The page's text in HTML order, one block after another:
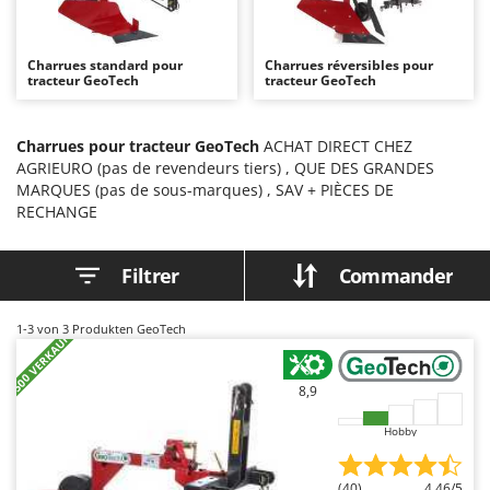
Autolaveuses
Autres produits
Bancs de scie pour le bois - Scies à bûches
Barbecues
Bennes pour tracteur
Brosses pour sols extérieurs
Brouettes à moteur
Broyeurs de branches et végétaux
Chargeurs de batterie - Démarreurs
Charrues pour tracteur
Ambrogio Robot
Annovi Reverberi
ANTHBOT
Arco
Ardes
Argo
Ariete
Artus
Ausonia
Baesso
Bahco
Charrues standard pour
tracteur GeoTech
Charrues réversibles pour
tracteur GeoTech
Charrues pour tracteur GeoTech ACHAT DIRECT CHEZ
AGRIEURO (pas de revendeurs tiers) , QUE DES GRANDES
MARQUES (pas de sous-marques) , SAV + PIÈCES DE
RECHANGE
Filtrer Commander
1-3 von 3 Produkten GeoTech
+500 VERKAUFT 8,9
Hobby